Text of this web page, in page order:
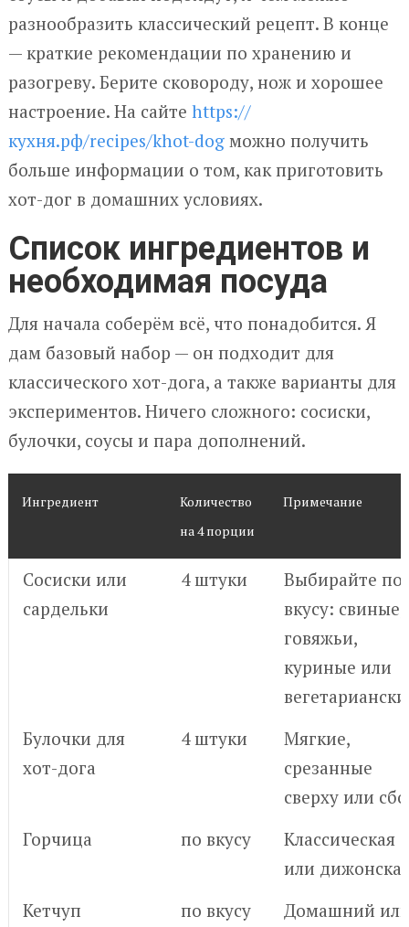
разнообразить классический рецепт. В конце
— краткие рекомендации по хранению и
разогреву. Берите сковороду, нож и хорошее
настроение. На сайте https://
кухня.рф/recipes/khot-dogможно получить
больше информации о том, как приготовить
хот-дог в домашних условиях.
Список ингредиентов и
необходимая посуда
Для начала соберём всё, что понадобится. Я
дам базовый набор — он подходит для
классического хот-дога, а также варианты для
экспериментов. Ничего сложного: сосиски,
булочки, соусы и пара дополнений.
Ингредиент
Количество
на 4 порции
Примечание
Сосиски или
сардельки
4 штуки
Выбирайте по
вкусу: свиные,
говяжьи,
куриные или
Булочки для
хот-дога
4 штуки
Мягкие,
срезанные
сверху или
Горчица
по вкусу
Классическая
или
Кетчуп
по вкусу
Домашний